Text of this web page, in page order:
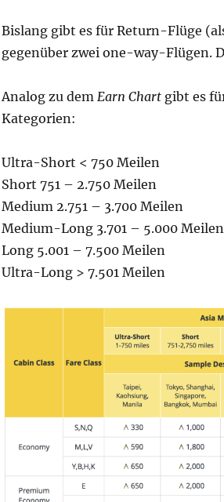
Bislang gibt es für Return-Flüge
gegenüber zwei one-way-Flügen.
Analog zu dem Earn Chartgibt es
Kategorien:
Ultra-Short < 750 Meilen
Short 751 – 2.750 Meilen
Medium 2.751 – 3.700 Meilen
Medium-Long 3.701 – 5.000 Meilen
Long 5.001 – 7.500 Meilen
Ultra-Long > 7.501 Meilen